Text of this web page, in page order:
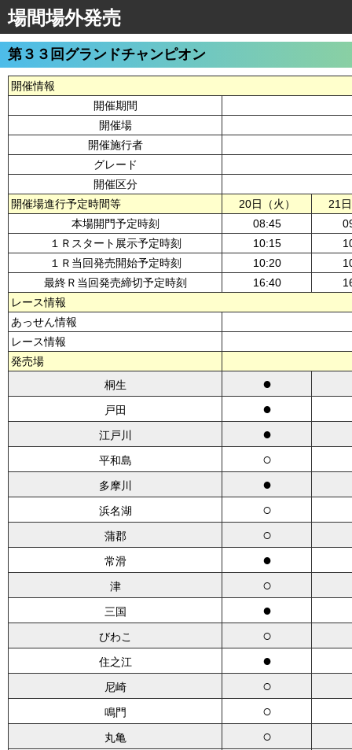
場間場外発売
第３３回グランドチャンピオン
開催情報
開催期間
開催場
開催施行者
グレード
開催区分
開催場進行予定時間等
20日（火）
21
本場開門予定時刻
08:45
１Ｒスタート展示予定時刻
10:15
１Ｒ当回発売開始予定時刻
10:20
最終Ｒ当回発売締切予定時刻
16:40
レース情報
あっせん情報
レース情報
発売場
桐生
●
戸田 ●
江戸川 ●
平和島 ○
多摩川 ●
浜名湖 ○
蒲郡 ○
常滑 ●
津 ○
三国 ●
びわこ ○
住之江 ●
尼崎 ○
鳴門 ○
丸亀 ○